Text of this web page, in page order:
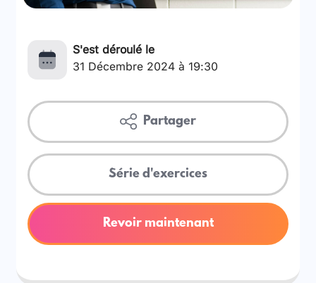
S'est déroulé le
31 Décembre 2024 à 19:30
Partager
Série d'exercices
Revoir maintenant